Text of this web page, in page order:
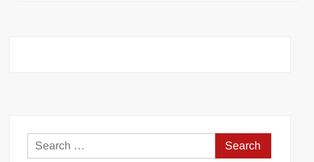
Search